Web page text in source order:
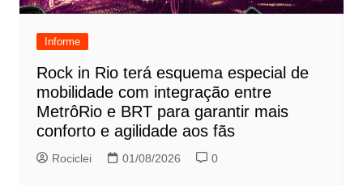
Informe
Rock in Rio terá esquema especial de
mobilidade com integração entre
MetrôRio e BRT para garantir mais
conforto e agilidade aos fãs
Rociclei 01/08/2026 0